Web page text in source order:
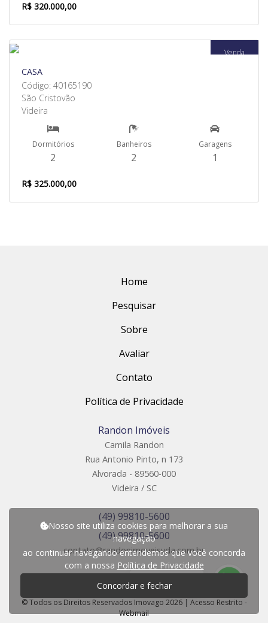
R$ 320.000,00
Venda
CASA
Código: 40165190
São Cristovão
Videira
Dormitórios
2
Banheiros
2
Garagens
1
R$ 325.000,00
Nosso site utiliza cookies para melhorar a sua
navegação
ao continuar navegando entendemos que você concorda
com a nossa Política de Privacidade
Concordar e fechar
Home
Pesquisar
Sobre
Avaliar
Contato
Política de Privacidade
Randon Imóveis
Camila Randon
Rua Antonio Pinto, n 173
Alvorada - 89560-000
Videira / SC
(49) 99810-5600
(49) 99810-5600
contato@randonimoveisvda.com.br
© Todos os Direitos Reservados Imovago 2026| Acesso Restrito -
Webmail
ci a